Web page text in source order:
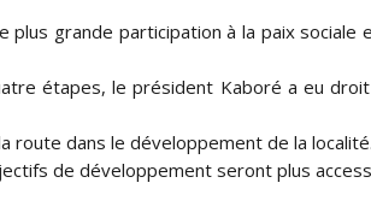
plus grande participation à la paix
étapes, le président Kaboré a eu
route dans le développement de la localité.
de développement seront plus